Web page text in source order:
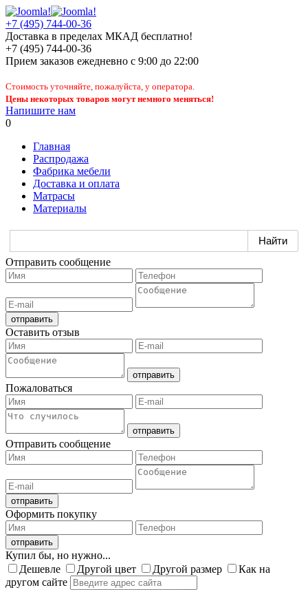
+7 (495) 744-00-36
Доставка в пределах МКАД бесплатно!
+7 (495) 744-00-36
Прием заказов ежедневно с 9:00 до 22:00
Стоимость уточняйте, пожалуйста, у оператора.
Цены некоторых товаров могут немного меняться!
Напишите нам
0
Главная
Распродажа
Фабрика мебели
Доставка и оплата
Матрасы
Материалы
Отправить сообщение
Оставить отзыв
Пожаловаться
Отправить сообщение
Оформить покупку
Купил бы, но нужно...
Дешевле
Другой цвет Другой размер
Как на
другом сайте